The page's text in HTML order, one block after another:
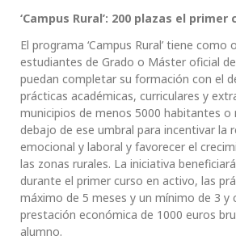
‘Campus Rural’: 200 plazas el primer
El programa ‘Campus Rural’ tiene como
estudiantes de Grado o Máster oficial
puedan completar su formación con el
prácticas académicas, curriculares y
municipios de menos 5000 habitantes o
debajo de ese umbral para incentivar la
emocional y laboral y favorecer el
las zonas rurales. La iniciativa
durante el primer curso en activo, las
máximo de 5 meses y un mínimo de 3 y
prestación económica de 1000 euros
alumno.